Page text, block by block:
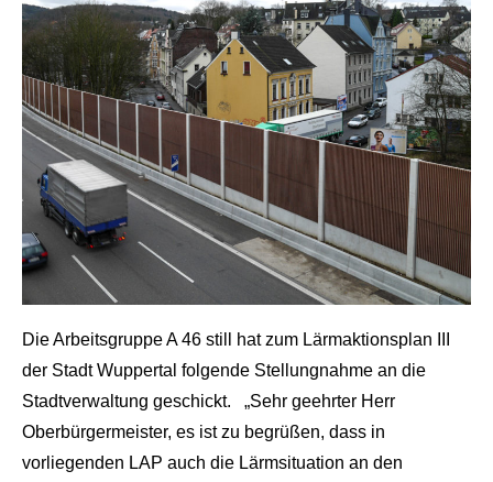
Die Arbeitsgruppe A 46 still hat zum Lärmaktionsplan III
der Stadt Wuppertal folgende Stellungnahme an die
Stadtverwaltung geschickt. „Sehr geehrter Herr
Oberbürgermeister, es ist zu begrüßen, dass in
vorliegenden LAP auch die Lärmsituation an den